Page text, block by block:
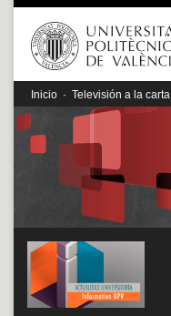
Inicio · Televisión a la carta